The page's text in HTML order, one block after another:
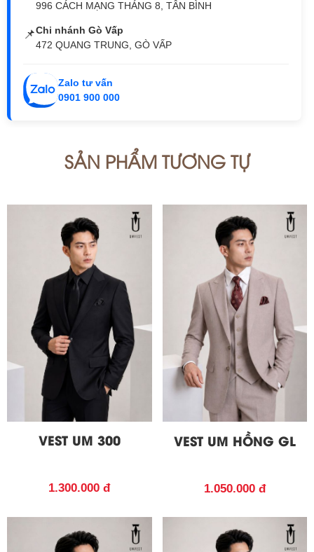
996 CÁCH MẠNG THÁNG 8, TÂN BÌNH
📌Chi nhánh Gò Vấp
472 QUANG TRUNG, GÒ VẤP
Zalo tư vấn
0901 900 000
SẢN PHẨM TƯƠNG TỰ
VEST UM 300
1.300.000 đ
VEST UM HỒNG GL
1.050.000 đ